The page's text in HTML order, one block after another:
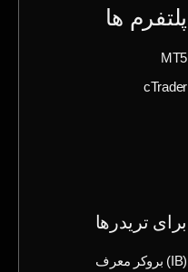
پلتفرم ها
MT5
cTrader
برای تریدرها
(IB) بروکر معرف